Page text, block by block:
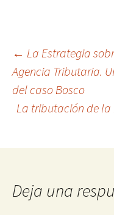
de
← La Estrategia
Agencia Tributaria.
del caso Bosco
La tributación de la
Deja una